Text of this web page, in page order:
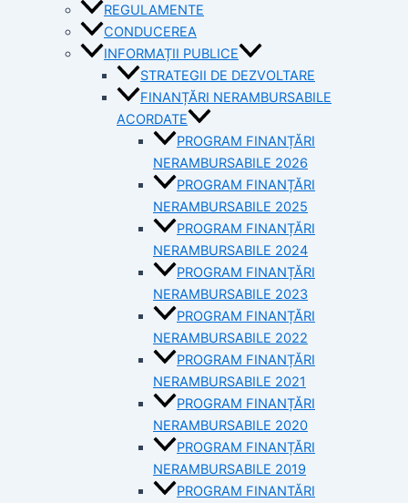
REGULAMENTE
CONDUCEREA
INFORMAȚII PUBLICE
STRATEGII DE DEZVOLTARE
FINANȚĂRI NERAMBURSABILE
ACORDATE
PROGRAM FINANȚĂRI
NERAMBURSABILE 2026
PROGRAM FINANȚĂRI
NERAMBURSABILE 2025
PROGRAM FINANȚĂRI
NERAMBURSABILE 2024
PROGRAM FINANȚĂRI
NERAMBURSABILE 2023
PROGRAM FINANȚĂRI
NERAMBURSABILE 2022
PROGRAM FINANȚĂRI
NERAMBURSABILE 2021
PROGRAM FINANȚĂRI
NERAMBURSABILE 2020
PROGRAM FINANȚĂRI
NERAMBURSABILE 2019
PROGRAM FINANTĂRI